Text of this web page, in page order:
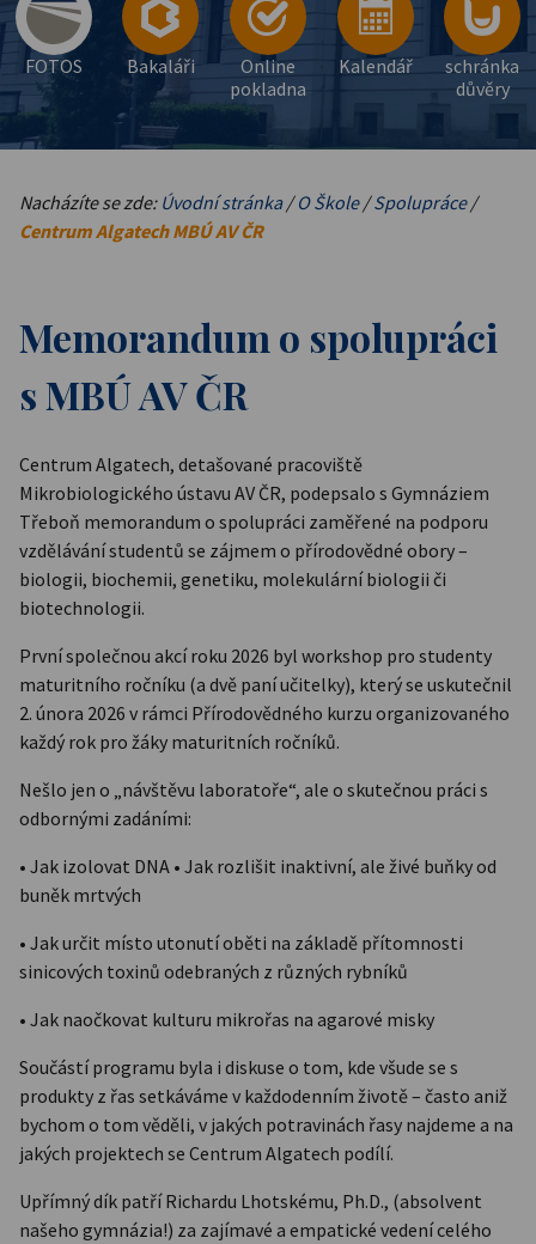
FOTOS Bakaláři
Online
pokladna
Kalendář
schránka
důvěry
Nacházíte se zde: Úvodní stránka/O Škole/Spolupráce/
Centrum Algatech MBÚ AV ČR
Memorandum o spolupráci
s MBÚ AV ČR
Centrum Algatech, detašované pracoviště
Mikrobiologického ústavu AV ČR, podepsalo s Gymnáziem
Třeboň memorandum o spolupráci zaměřené na podporu
vzdělávání studentů se zájmem o přírodovědné obory –
biologii, biochemii, genetiku, molekulární biologii či
biotechnologii.
První společnou akcí roku 2026 byl workshop pro studenty
maturitního ročníku (a dvě paní učitelky), který se uskutečnil
2. února 2026 v rámci Přírodovědného kurzu organizovaného
každý rok pro žáky maturitních ročníků.
Nešlo jen o „návštěvu laboratoře“, ale o skutečnou práci s
odbornými zadáními:
• Jak izolovat DNA • Jak rozlišit inaktivní, ale živé buňky od
buněk mrtvých
• Jak určit místo utonutí oběti na základě přítomnosti
sinicových toxinů odebraných z různých rybníků
• Jak naočkovat kulturu mikrořas na agarové misky
Součástí programu byla i diskuse o tom, kde všude se s
produkty z řas setkáváme v každodenním životě – často aniž
bychom o tom věděli, v jakých potravinách řasy najdeme a na
jakých projektech se Centrum Algatech podílí.
Upřímný dík patří Richardu Lhotskému, Ph.D., (absolvent
našeho gymnázia!) za zajímavé a empatické vedení celého